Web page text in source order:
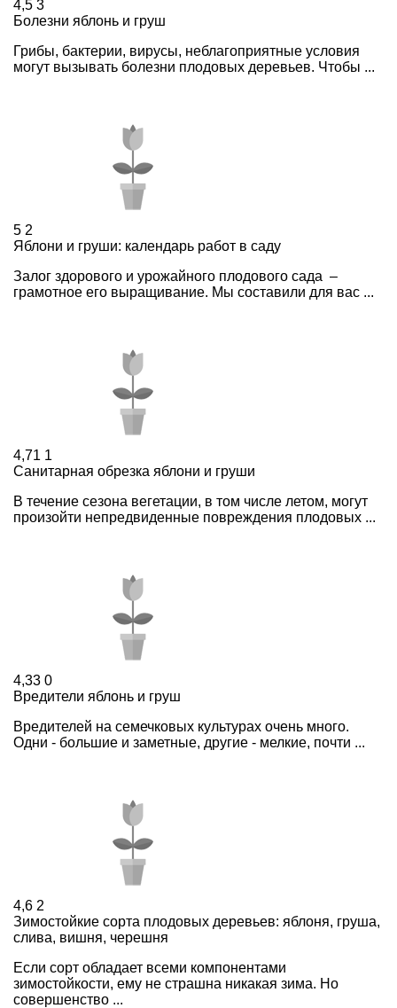
4,5 3
Болезни яблонь и груш
Грибы, бактерии, вирусы, неблагоприятные условия
могут вызывать болезни плодовых деревьев. Чтобы ...
5 2
Яблони и груши: календарь работ в саду
Залог здорового и урожайного плодового сада –
грамотное его выращивание. Мы составили для вас ...
4,71 1
Санитарная обрезка яблони и груши
В течение сезона вегетации, в том числе летом, могут
произойти непредвиденные повреждения плодовых ...
4,33 0
Вредители яблонь и груш
Вредителей на семечковых культурах очень много.
Одни - большие и заметные, другие - мелкие, почти ...
4,6 2
Зимостойкие сорта плодовых деревьев: яблоня, груша,
слива, вишня, черешня
Если сорт обладает всеми компонентами
зимостойкости, ему не страшна никакая зима. Но
совершенство ...